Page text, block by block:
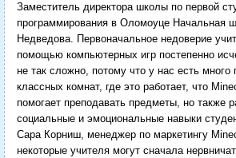
Заместитель директора школы по первой
программирования в Оломоуце Начальная
Недведова. Первоначальное недоверие
помощью компьютерных игр постепенно
не так сложно, потому что у нас есть много
классных комнат, где это работает, что
помогает преподавать предметы, но также
социальные и эмоциональные навыки
Сара Корниш, менеджер по маркетингу
некоторые учителя могут сначала